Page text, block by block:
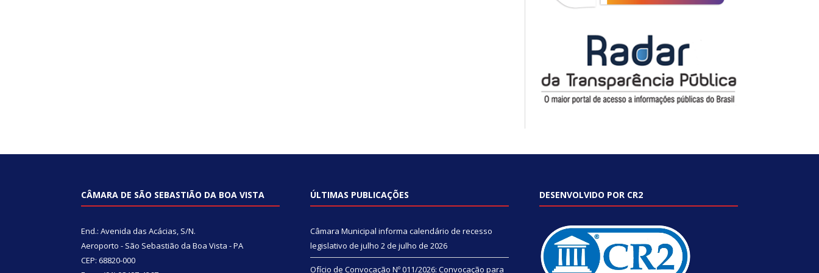
CÂMARA DE SÃO SEBASTIÃO DA BOA VISTA
End.: Avenida das Acácias, S/N.
Aeroporto - São Sebastião da Boa Vista - PA
CEP: 68820-000
ÚLTIMAS PUBLICAÇÕES
Câmara Municipal informa calendário de recesso
legislativo de julho 2 de julho de 2026
Ofício de Convocação Nº 011/2026: Convocação para
DESENVOLVIDO POR CR2